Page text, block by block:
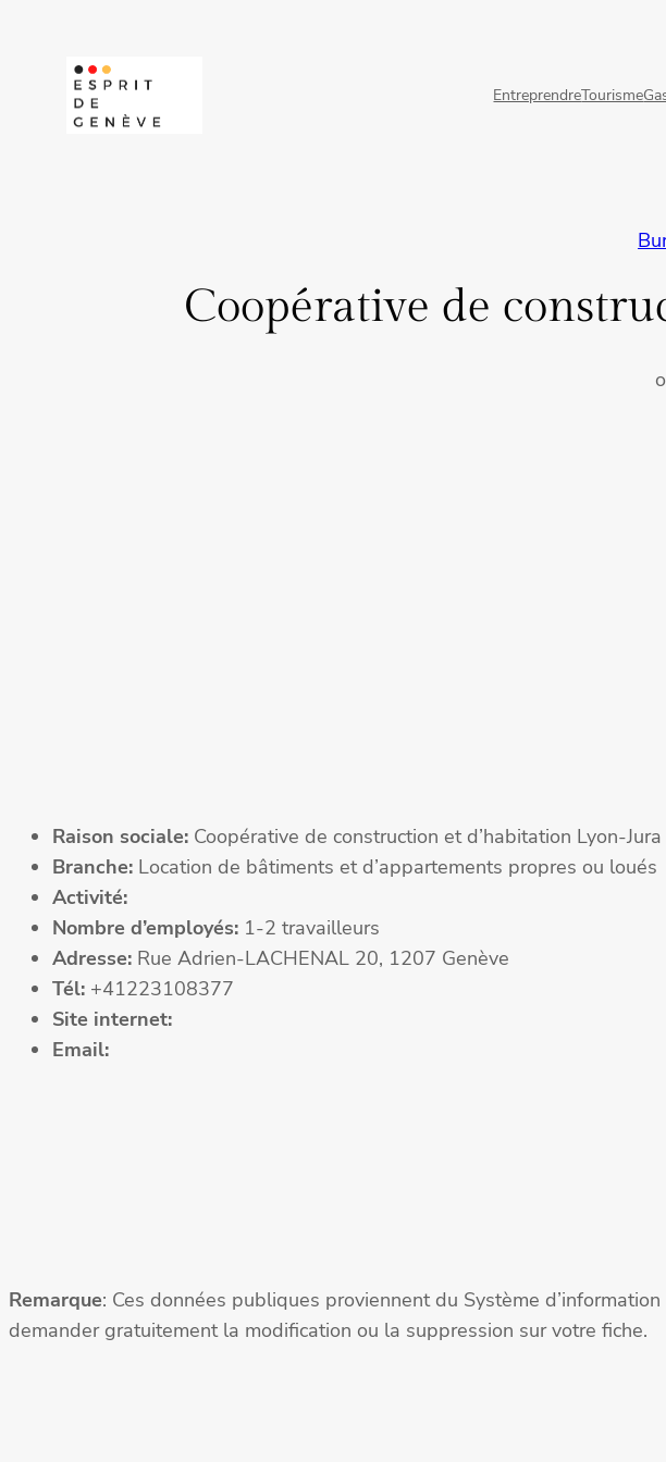
contenu
EntreprendreTourisme
Coopérative de
Raison sociale: Coopérative de construction et d’habitation Lyon-Jura
Branche: Location de bâtiments et d’appartements propres ou loués
Activité:
Nombre d’employés: 1-2 travailleurs
Adresse: Rue Adrien-LACHENAL 20, 1207 Genève
Tél: +41223108377
Site internet:
Email:
Remarque: Ces données publiques proviennent du Système
demander gratuitement la modification ou la suppression sur votre fiche.